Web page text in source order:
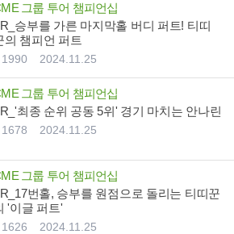
그룹 투어 챔피언십
승부를 가른 마지막홀 버디 퍼트! 티띠
의 챔피언 퍼트
1990 2024.11.25
그룹 투어 챔피언십
최종 순위 공동 5위' 경기 마치는 안나린
1678 2024.11.25
그룹 투어 챔피언십
번홀, 승부를 원점으로 돌리는 티띠꾼
'이글 퍼트'
1626 2024.11.25